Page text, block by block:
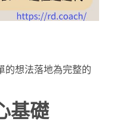
的想法落地為完整的
基礎